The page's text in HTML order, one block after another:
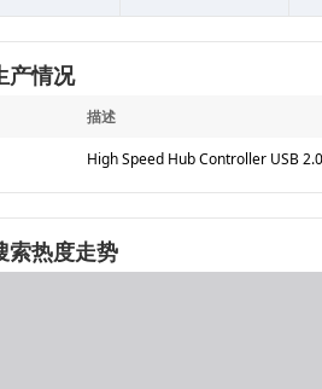
产情况
描述
High Speed Hub Controller USB
索热度走势